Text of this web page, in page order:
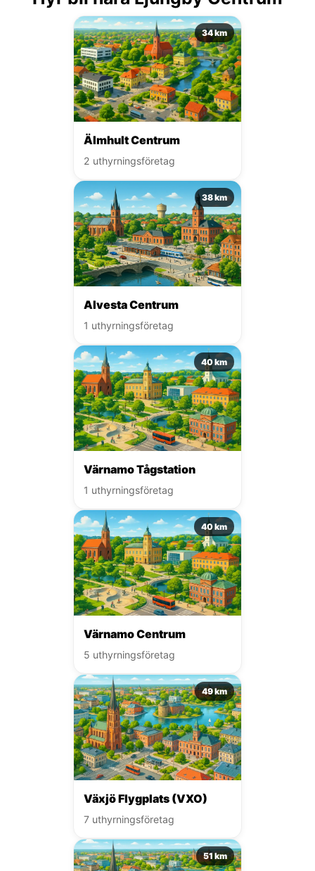
34 km
Älmhult Centrum
2 uthyrningsföretag
38 km
Alvesta Centrum
1 uthyrningsföretag
40 km
Värnamo Tågstation
1 uthyrningsföretag
40 km
Värnamo Centrum
5 uthyrningsföretag
49 km
Växjö Flygplats (VXO)
7 uthyrningsföretag
51 km